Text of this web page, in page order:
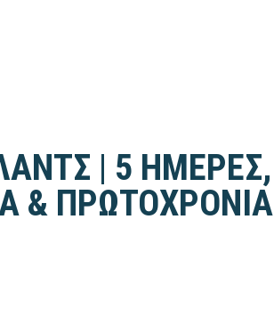
| 5 ΗΜΕΡΕΣ,
& ΠΡΩΤΟΧΡΟΝΙΑ